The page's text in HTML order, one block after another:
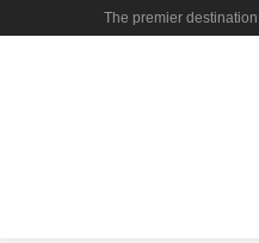
The premier